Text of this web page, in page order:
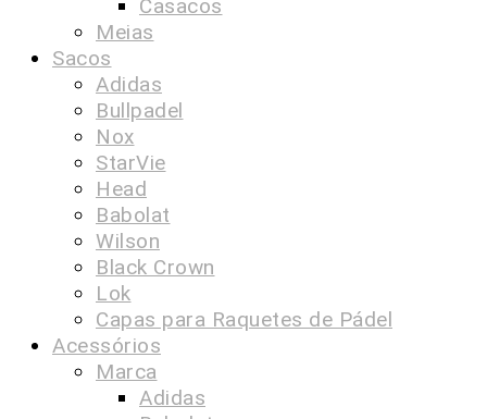
Casacos
Meias
Sacos
Adidas
Bullpadel
Nox
StarVie
Head
Babolat
Wilson
Black Crown
Lok
Capas para Raquetes de Pádel
Acessórios
Marca
Adidas